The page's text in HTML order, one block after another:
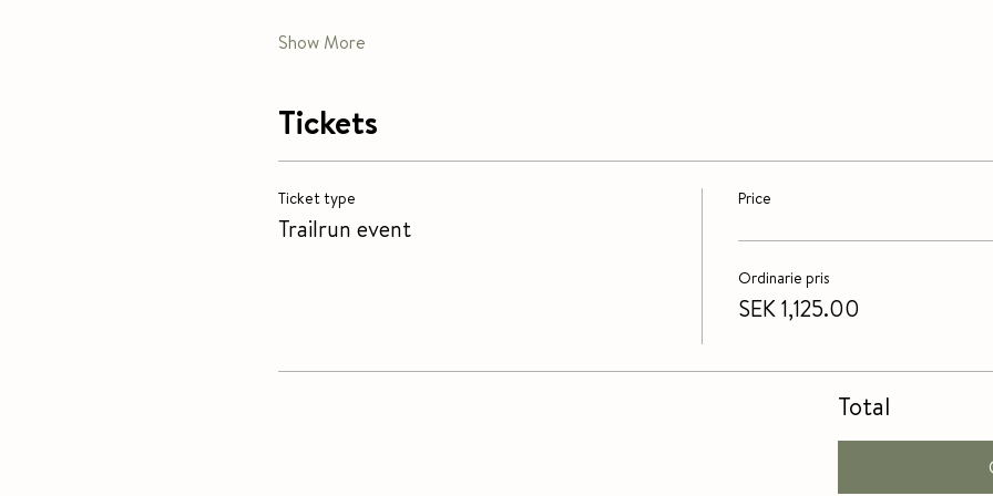
Show More
Tickets
Ticket type
Trailrun event
Price
Ordinarie pris
SEK 1,125.00
Total